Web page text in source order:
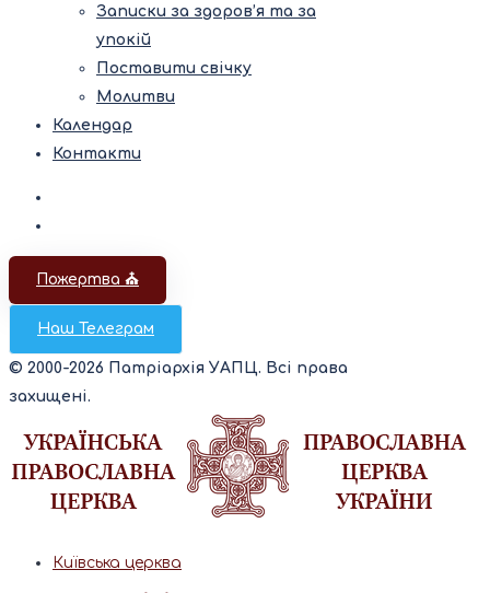
Записки за здоров’я та за
упокій
Поставити свічку
Молитви
Календар
Контакти
Пожертва ⛪️
Наш Телеграм
© 2000-2026 Патріархія УАПЦ. Всі права
захищені.
Київська церква